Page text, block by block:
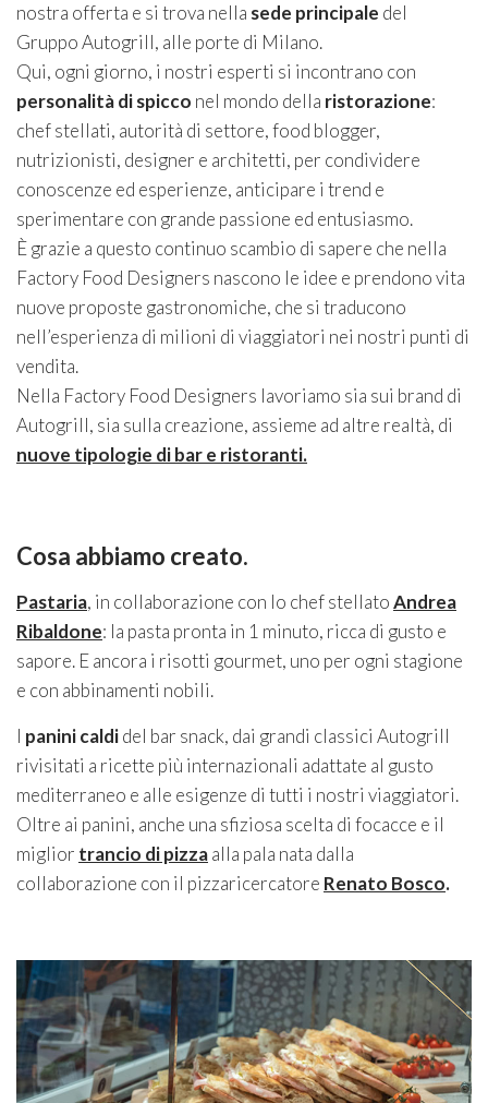
nostra offerta e si trova nella sede principale del
Gruppo Autogrill, alle porte di Milano.
Qui, ogni giorno, i nostri esperti si incontrano con
personalità di spicco nel mondo della ristorazione:
chef stellati, autorità di settore, food blogger,
nutrizionisti, designer e architetti, per condividere
conoscenze ed esperienze, anticipare i trend e
sperimentare con grande passione ed entusiasmo.
È grazie a questo continuo scambio di sapere che nella
Factory Food Designers nascono le idee e prendono vita
nuove proposte gastronomiche, che si traducono
nell’esperienza di milioni di viaggiatori nei nostri punti di
vendita.
Nella Factory Food Designers lavoriamo sia sui brand di
Autogrill, sia sulla creazione, assieme ad altre realtà, di
nuove tipologie di bar e ristoranti.
Cosa abbiamo creato.
Pastaria, in collaborazione con lo chef stellatoAndrea
Ribaldone: la pasta pronta in 1 minuto, ricca di gusto e
sapore. E ancora i risotti gourmet, uno per ogni stagione
e con abbinamenti nobili.
I panini caldidel bar snack, dai grandi classici Autogrill
rivisitati a ricette più internazionali adattate al gusto
mediterraneo e alle esigenze di tutti i nostri viaggiatori.
Oltre ai panini, anche una sfiziosa scelta di focacce e il
miglior trancio di pizzaalla pala nata dalla
collaborazione con il pizzaricercatore Renato Bosco.